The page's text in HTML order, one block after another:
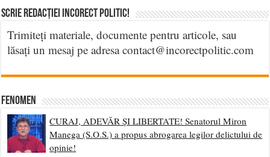
Scrie Redacției Incorect Politic!
Trimiteți materiale, documente pentru articole, sau
lăsați un mesaj pe adresa contact@incorectpolitic.com
Fenomen
CURAJ, ADEVĂR ȘI LIBERTATE! Senatorul Miron
Manega (S.O.S.) a propus abrogarea legilor delictului de
opinie!